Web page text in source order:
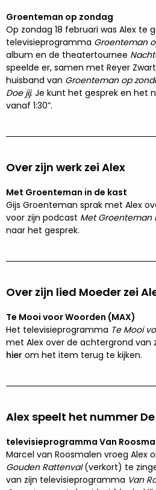
Groenteman op zondag
Op zondag 18 februari was Alex te
televisieprogramma Groenteman
album en de theatertournee
speelde er, samen met Reyer
huisband van Groenteman op
Doe jij. Je kunt het gesprek en het
vanaf 1:30”.
Over zijn werk zei Alex
Met Groenteman in de kast
Gijs Groenteman sprak met Alex
voor zijn podcast Met Groenteman
naar het gesprek.
Over zijn lied Moeder zei
Te Mooi voor Woorden (MAX)
Het televisieprogramma Te Mooi
met Alex over de achtergrond van
hier om het item terug te kijken.
Alex speelt het nummer
televisieprogramma Van
Marcel van Roosmalen vroeg Alex
Gouden Rattenval(verkort) te
van zijn televisieprogramma Van